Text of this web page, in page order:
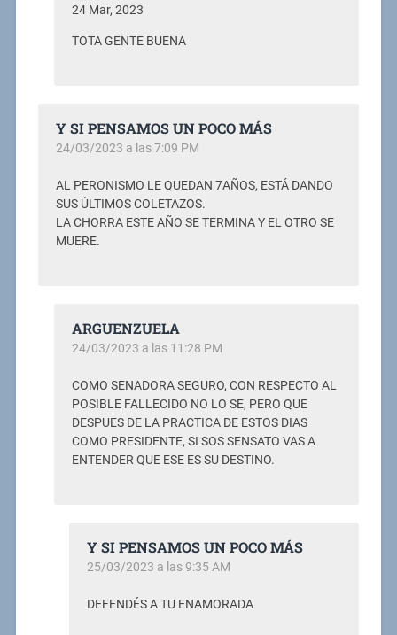
24 Mar, 2023
TOTA GENTE BUENA
Y SI PENSAMOS UN POCO MÁS
24/03/2023 a las 7:09 PM
AL PERONISMO LE QUEDAN 7AÑOS, ESTÁ DANDO
SUS ÚLTIMOS COLETAZOS.
LA CHORRA ESTE AÑO SE TERMINA Y EL OTRO SE
MUERE.
ARGUENZUELA
24/03/2023 a las 11:28 PM
COMO SENADORA SEGURO, CON RESPECTO AL
POSIBLE FALLECIDO NO LO SE, PERO QUE
DESPUES DE LA PRACTICA DE ESTOS DIAS
COMO PRESIDENTE, SI SOS SENSATO VAS A
ENTENDER QUE ESE ES SU DESTINO.
Y SI PENSAMOS UN POCO MÁS
25/03/2023 a las 9:35 AM
DEFENDÉS A TU ENAMORADA